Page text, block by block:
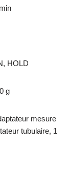
HOLD
g
mesure
tubulaire, 1